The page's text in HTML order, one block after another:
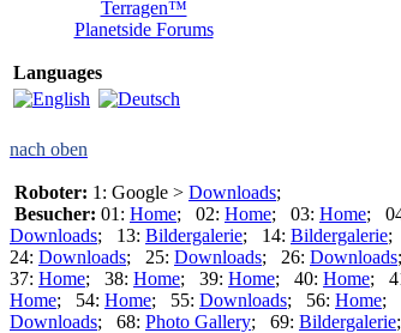
Terragen™
Planetside Forums
Languages
nach oben
Roboter: 1: Google > Downloads;
Besucher: 01: Home; 02: Home; 03: Home;
Downloads; 13: Bildergalerie; 14: Bildergalerie;
24: Downloads; 25: Downloads; 26: Downloads
37: Home; 38: Home; 39: Home; 40: Home;
Home; 54: Home; 55: Downloads; 56: Home;
Downloads; 68: Photo Gallery; 69: Bildergalerie